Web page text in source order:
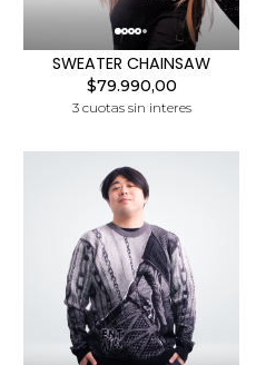
SWEATER CHAINSAW
$79.990,00
3 cuotas sin interes